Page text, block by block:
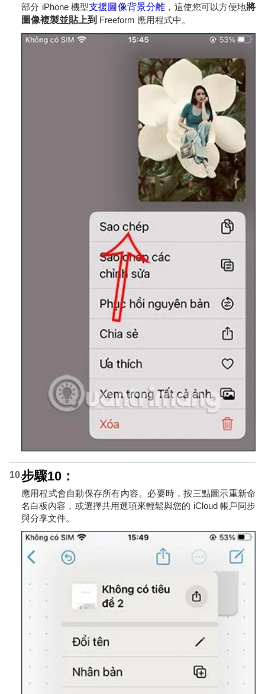
部分 iPhone 機型支援圖像背景分離 ，這使您可以方便地將
圖像複製並貼上到 Freeform 應用程式中。
步驟10：
應用程式會自動保存所有內容。必要時，按三點圖示重新命
名白板內容，或選擇共用選項來輕鬆與您的 iCloud 帳戶同步
與分享文件。